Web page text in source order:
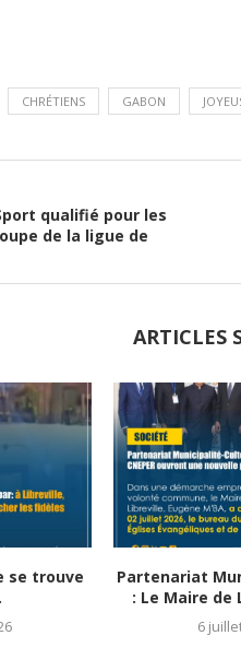
CHRÉTIENS GABON
qualifié pour les
de la ligue de
ARTICLES
se trouve
Partenariat
: Le Maire de
6